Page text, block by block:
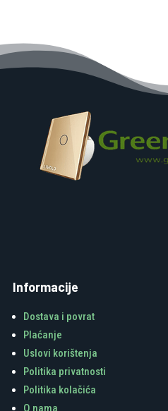
Informacije
Dostava i povrat
Plaćanje
Uslovi korištenja
Politika privatnosti
Politika kolačića